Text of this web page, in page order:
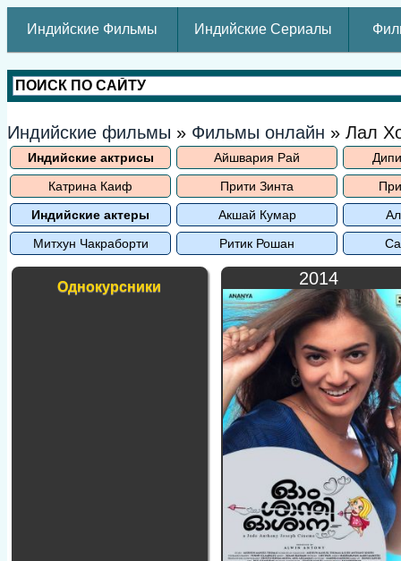
Индийские Фильмы Индийские Сериалы
Индийские фильмы » Фильмы онлайн » Лал
Индийские актрисы Айшвария Рай
Катрина Каиф
Прити Зинта
Индийские актеры
Акшай Кумар
Митхун Чакраборти
Ритик Рошан
Однокурсники 2014